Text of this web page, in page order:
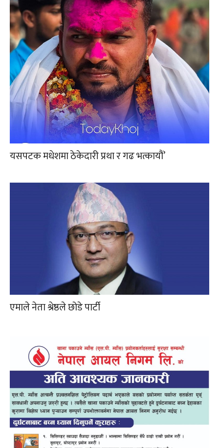
यसपटक मधेशमा ठेकेदारी प्रथा र गढ भत्कायौं’
एमाले नेता श्रेष्ठले छोडे पार्टी